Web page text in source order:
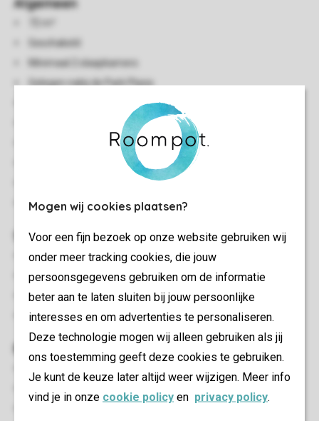
Mogen wij cookies plaatsen?
Voor een fijn bezoek op onze website gebruiken wij
onder meer tracking cookies, die jouw
persoonsgegevens gebruiken om de informatie
beter aan te laten sluiten bij jouw persoonlijke
interesses en om advertenties te personaliseren.
Deze technologie mogen wij alleen gebruiken als jij
ons toestemming geeft deze cookies te gebruiken.
Je kunt de keuze later altijd weer wijzigen. Meer info
vind je in onze cookie policy en privacy policy.
Geschakeld
Minimaal 2 slaapkamers
Gelegen nabij de Park Plaza
Geschikt voor 4 personen
Energielabel: C
Slaapkamer(s)
Aantal slaapkamers: 2
Slaapkamers beneden: 2
Boxspringbedden
Eenpersoonsdekbedden en kussens